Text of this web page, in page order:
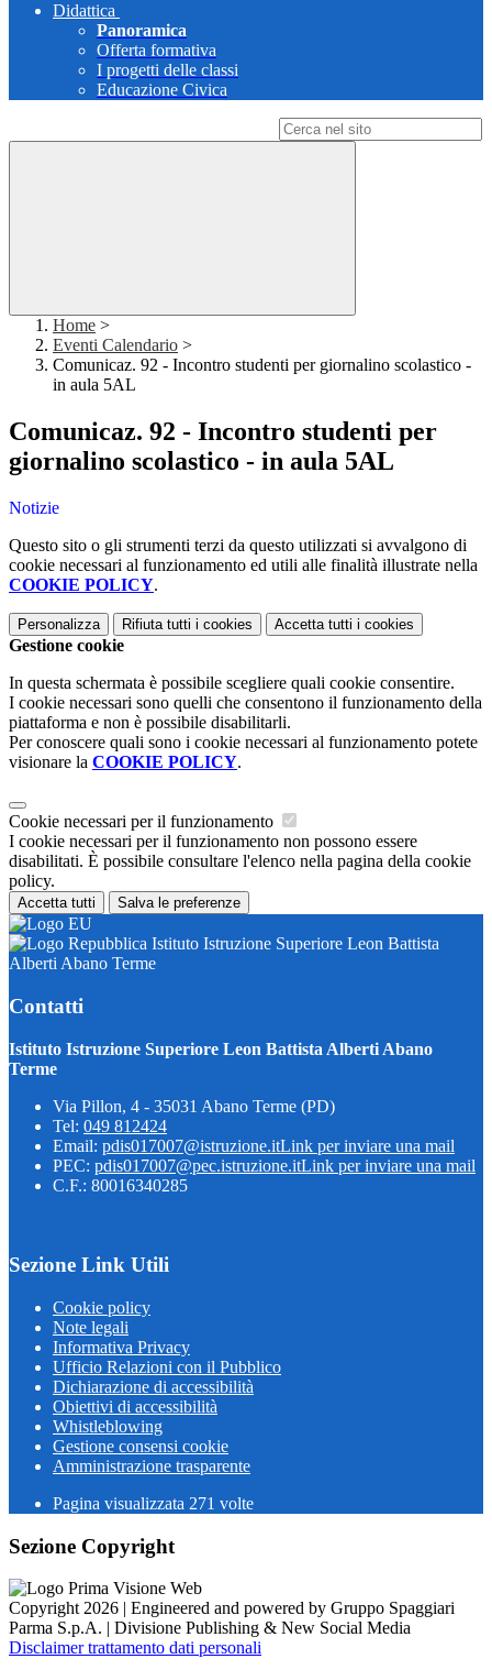
Didattica
Panoramica
Offerta formativa
I progetti delle classi
Educazione Civica
Home >
Eventi Calendario >
Comunicaz. 92 - Incontro studenti per giornalino scolastico -
in aula 5AL
Comunicaz. 92 - Incontro studenti per
giornalino scolastico - in aula 5AL
Notizie
Questo sito o gli strumenti terzi da questo utilizzati si avvalgono di
cookie necessari al funzionamento ed utili alle finalità illustrate nella
COOKIE POLICY.
Personalizza Rifiuta tutti i cookies Accetta tutti i cookies
Gestione cookie
In questa schermata è possibile scegliere quali cookie consentire.
I cookie necessari sono quelli che consentono il funzionamento della
piattaforma e non è possibile disabilitarli.
Per conoscere quali sono i cookie necessari al funzionamento potete
visionare la COOKIE POLICY.
Cookie necessari per il funzionamento
I cookie necessari per il funzionamento non possono essere
disabilitati. È possibile consultare l'elenco nella pagina della cookie
policy.
Accetta tutti Salva le preferenze
Istituto Istruzione Superiore Leon Battista
Alberti Abano Terme
Contatti
Istituto Istruzione Superiore Leon Battista Alberti Abano
Terme
Via Pillon, 4 - 35031 Abano Terme (PD)
Tel: 049 812424
Email: pdis017007@istruzione.itLink per inviare una mail
PEC: pdis017007@pec.istruzione.itLink per inviare una mail
C.F.: 80016340285
Sezione Link Utili
Cookie policy
Note legali
Informativa Privacy
Ufficio Relazioni con il Pubblico
Dichiarazione di accessibilità
Obiettivi di accessibilità
Whistleblowing
Gestione consensi cookie
Amministrazione trasparente
Pagina visualizzata 271 volte
Sezione Copyright
Copyright 2026 | Engineered and powered by Gruppo Spaggiari
Parma S.p.A. | Divisione Publishing & New Social Media
Disclaimer trattamento dati personali